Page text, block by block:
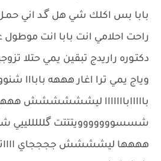
بابا بس اكلك شي هل گـد اني
راحت احلامي انت بابا انت موطول
دكتـوره راريدج تبقين يمي حتلا
وياج يمي ترا اغار هههه بابااا
بااااابااااااا ليشششششش
شسسووووووويتتتت گلللللييي
هههها ليشششش ججججاي